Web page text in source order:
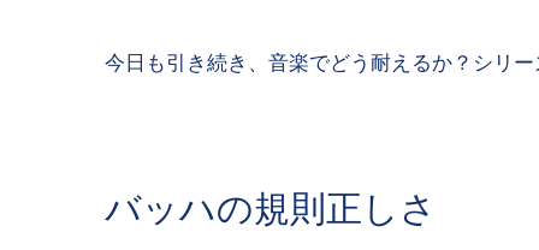
今日も引き続き、音楽でどう耐えるか？シリ
バッハの規則正しさ